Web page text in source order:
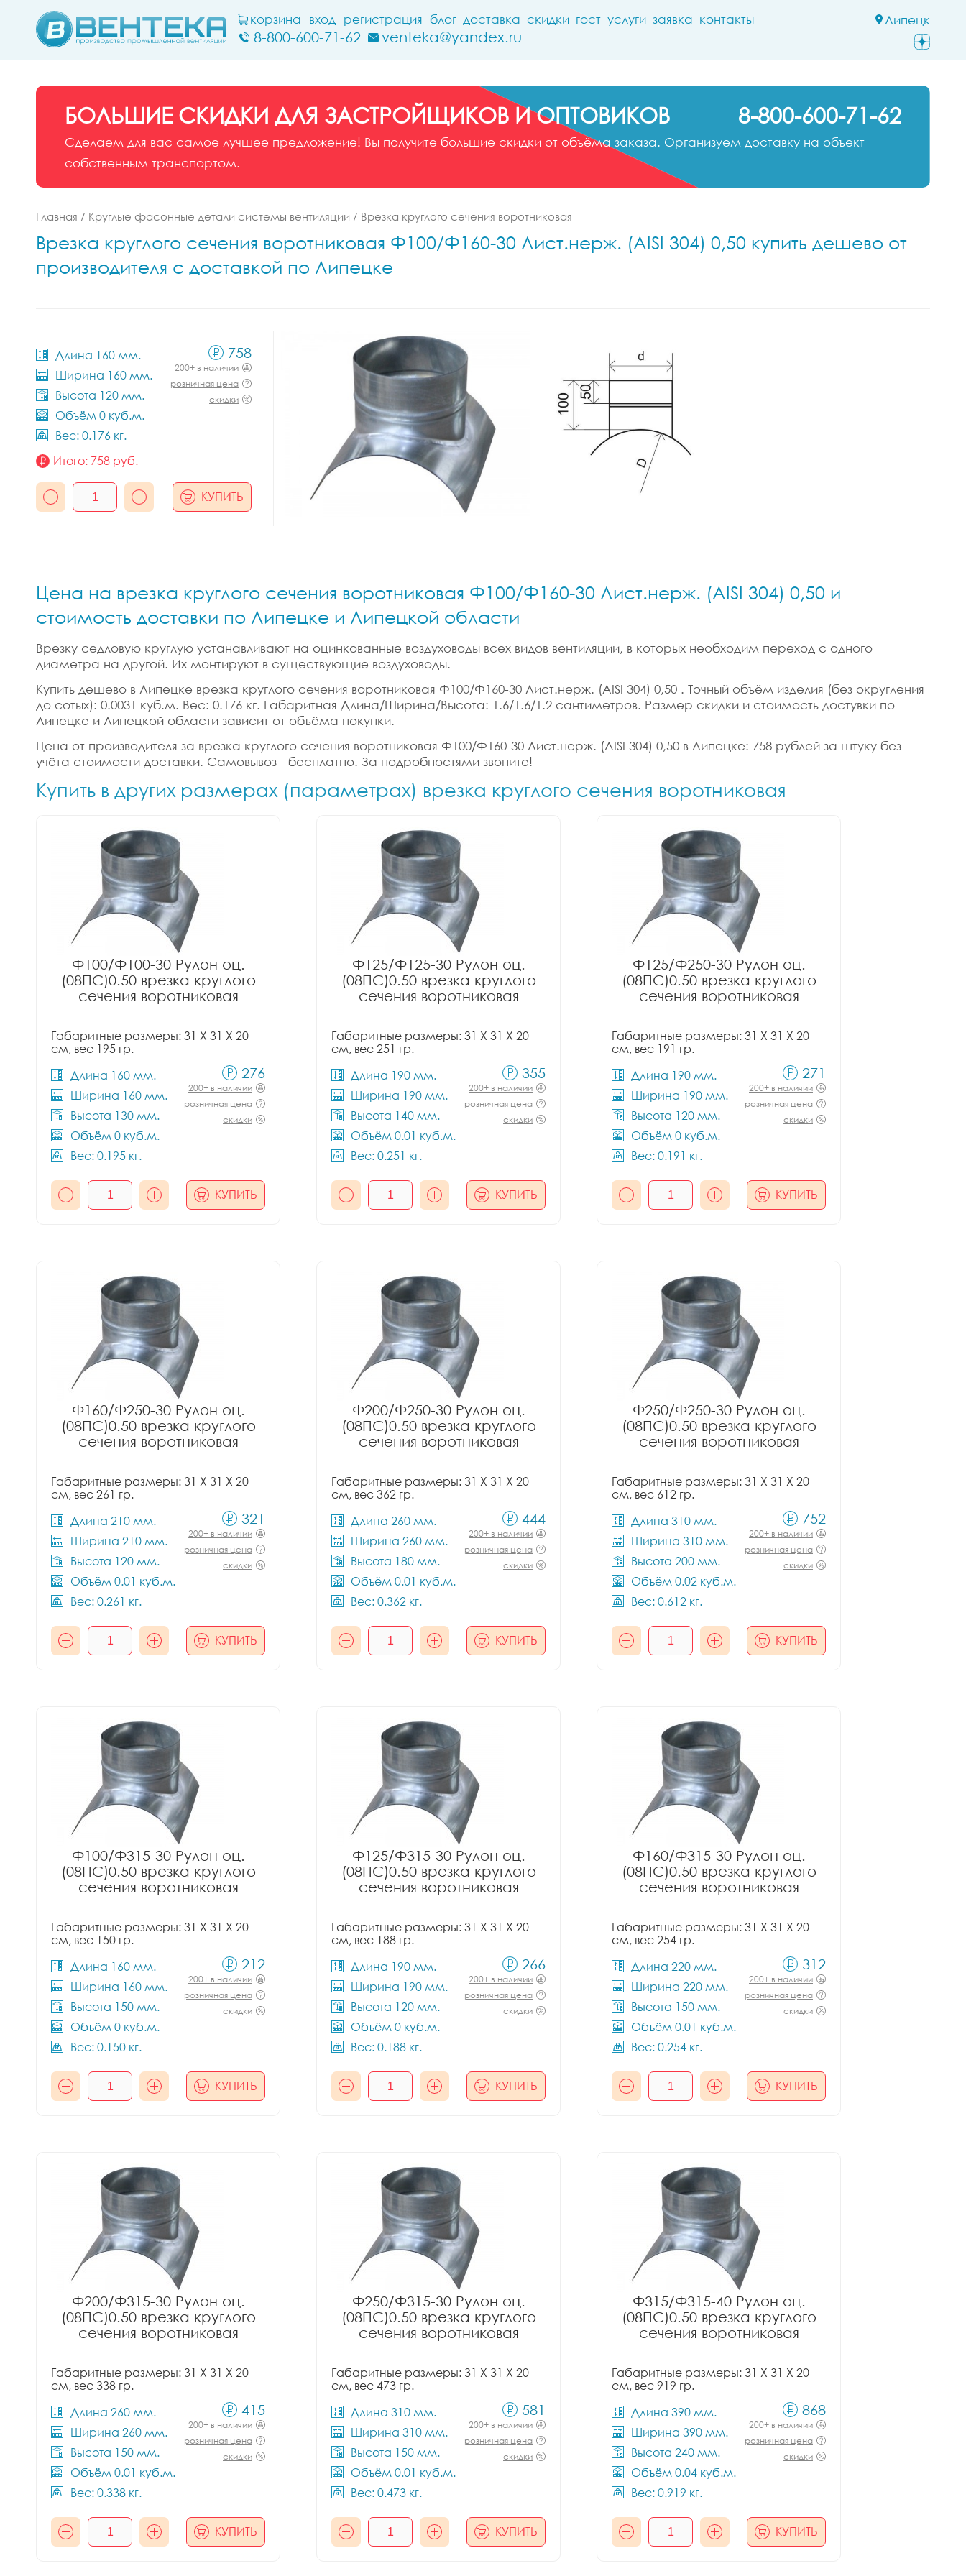
Липецк
корзина вход регистрация блог доставка скидки гост услуги заявка контакты
8-800-600-71-62 venteka@yandex.ru
БОЛЬШИЕ СКИДКИ ДЛЯ ЗАСТРОЙЩИКОВ И ОПТОВИКОВ 8-800-600-71-62
Сделаем для вас самое лучшее предложение! Вы получите большие скидки от объёма заказа. Организуем доставку на объект
собственным транспортом.
Главная / Круглые фасонные детали системы вентиляции / Врезка круглого сечения воротниковая
Врезка круглого сечения воротниковая Ф100/Ф160-30 Лист.нерж. (AISI 304) 0,50 купить дешево от
производителя с доставкой по Липецке
Длина 160 мм.
Ширина 160 мм.
Высота 120 мм.
Объём 0 куб.м.
Вес: 0.176 кг.
758
200+ в наличии
розничная цена
скидки
Итого: 758 руб.
КУПИТЬ
Цена на врезка круглого сечения воротниковая Ф100/Ф160-30 Лист.нерж. (AISI 304) 0,50 и
стоимость доставки по Липецке и Липецкой области
Врезку седловую круглую устанавливают на оцинкованные воздуховоды всех видов вентиляции, в которых необходим переход с одного
диаметра на другой. Их монтируют в существующие воздуховоды.
Купить дешево в Липецке врезка круглого сечения воротниковая Ф100/Ф160-30 Лист.нерж. (AISI 304) 0,50 . Точный объём изделия (без округления
до сотых): 0.0031 куб.м. Вес: 0.176 кг. Габаритная Длина/Ширина/Высота: 1.6/1.6/1.2 сантиметров. Размер скидки и стоимость достувки по
Липецке и Липецкой области зависит от объёма покупки.
Цена от производителя за врезка круглого сечения воротниковая Ф100/Ф160-30 Лист.нерж. (AISI 304) 0,50 в Липецке: 758 рублей за штуку без
учёта стоимости доставки. Самовывоз - бесплатно. За подробностями звоните!
Купить в других размерах (параметрах) врезка круглого сечения воротниковая
Ф100/Ф100-30 Рулон оц.
(08ПС)0.50 врезка круглого
сечения воротниковая
Габаритные размеры: 31 X 31 X 20
см, вес 195 гр.
Длина 160 мм.
Ширина 160 мм.
Высота 130 мм.
Объём 0 куб.м.
Вес: 0.195 кг.
276
200+ в наличии
розничная цена
скидки
КУПИТЬ
Ф125/Ф125-30 Рулон оц.
(08ПС)0.50 врезка круглого
сечения воротниковая
Габаритные размеры: 31 X 31 X 20
см, вес 251 гр.
Длина 190 мм.
Ширина 190 мм.
Высота 140 мм.
Объём 0.01 куб.м.
Вес: 0.251 кг.
355
200+ в наличии
розничная цена
скидки
КУПИТЬ
Ф125/Ф250-30 Рулон оц.
(08ПС)0.50 врезка круглого
сечения воротниковая
Габаритные размеры: 31 X 31 X 20
см, вес 191 гр.
Длина 190 мм.
Ширина 190 мм.
Высота 120 мм.
Объём 0 куб.м.
Вес: 0.191 кг.
271
200+ в наличии
розничная цена
скидки
КУПИТЬ
Ф160/Ф250-30 Рулон оц.
(08ПС)0.50 врезка круглого
сечения воротниковая
Габаритные размеры: 31 X 31 X 20
см, вес 261 гр.
Длина 210 мм.
Ширина 210 мм.
Высота 120 мм.
Объём 0.01 куб.м.
Вес: 0.261 кг.
321
200+ в наличии
розничная цена
скидки
КУПИТЬ
Ф200/Ф250-30 Рулон оц.
(08ПС)0.50 врезка круглого
сечения воротниковая
Габаритные размеры: 31 X 31 X 20
см, вес 362 гр.
Длина 260 мм.
Ширина 260 мм.
Высота 180 мм.
Объём 0.01 куб.м.
Вес: 0.362 кг.
444
200+ в наличии
розничная цена
скидки
КУПИТЬ
Ф250/Ф250-30 Рулон оц.
(08ПС)0.50 врезка круглого
сечения воротниковая
Габаритные размеры: 31 X 31 X 20
см, вес 612 гр.
Длина 310 мм.
Ширина 310 мм.
Высота 200 мм.
Объём 0.02 куб.м.
Вес: 0.612 кг.
752
200+ в наличии
розничная цена
скидки
КУПИТЬ
Ф100/Ф315-30 Рулон оц.
(08ПС)0.50 врезка круглого
сечения воротниковая
Габаритные размеры: 31 X 31 X 20
см, вес 150 гр.
Длина 160 мм.
Ширина 160 мм.
Высота 150 мм.
Объём 0 куб.м.
Вес: 0.150 кг.
212
200+ в наличии
розничная цена
скидки
КУПИТЬ
Ф125/Ф315-30 Рулон оц.
(08ПС)0.50 врезка круглого
сечения воротниковая
Габаритные размеры: 31 X 31 X 20
см, вес 188 гр.
Длина 190 мм.
Ширина 190 мм.
Высота 120 мм.
Объём 0 куб.м.
Вес: 0.188 кг.
266
200+ в наличии
розничная цена
скидки
КУПИТЬ
Ф160/Ф315-30 Рулон оц.
(08ПС)0.50 врезка круглого
сечения воротниковая
Габаритные размеры: 31 X 31 X 20
см, вес 254 гр.
Длина 220 мм.
Ширина 220 мм.
Высота 150 мм.
Объём 0.01 куб.м.
Вес: 0.254 кг.
312
200+ в наличии
розничная цена
скидки
КУПИТЬ
Ф200/Ф315-30 Рулон оц.
(08ПС)0.50 врезка круглого
сечения воротниковая
Габаритные размеры: 31 X 31 X 20
см, вес 338 гр.
Длина 260 мм.
Ширина 260 мм.
Высота 150 мм.
Объём 0.01 куб.м.
Вес: 0.338 кг.
415
200+ в наличии
розничная цена
скидки
КУПИТЬ
Ф250/Ф315-30 Рулон оц.
(08ПС)0.50 врезка круглого
сечения воротниковая
Габаритные размеры: 31 X 31 X 20
см, вес 473 гр.
Длина 310 мм.
Ширина 310 мм.
Высота 150 мм.
Объём 0.01 куб.м.
Вес: 0.473 кг.
581
200+ в наличии
розничная цена
скидки
КУПИТЬ
Ф315/Ф315-40 Рулон оц.
(08ПС)0.50 врезка круглого
сечения воротниковая
Габаритные размеры: 31 X 31 X 20
см, вес 919 гр.
Длина 390 мм.
Ширина 390 мм.
Высота 240 мм.
Объём 0.04 куб.м.
Вес: 0.919 кг.
868
200+ в наличии
розничная цена
скидки
КУПИТЬ